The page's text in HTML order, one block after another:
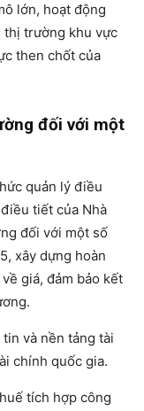
lớn, hoạt động
thị trường khu vực
then chốt của
đối với một
quản lý điều
tiết của Nhà
đối với một số
xây dựng hoàn
giá, đảm bảo kết
và nền tảng tài
chính quốc gia.
tích hợp công